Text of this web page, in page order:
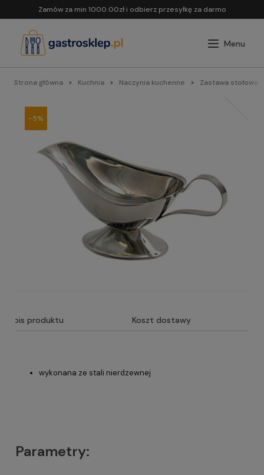
Zamów za min 1000.00zł i odbierz przesyłkę za darmo
Strona główna Kuchnia Naczynia kuchenne Zastawa stołowa
-5%
Opis produktu Koszt dostawy
wykonana ze stali nierdzewnej
Parametry: